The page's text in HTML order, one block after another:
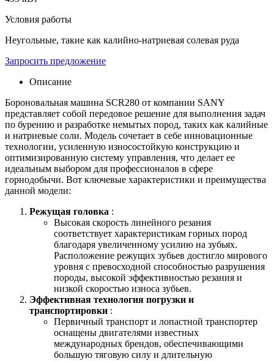
Условия работы
Неугольные, такие как калийно-натриевая солевая руда
Запросить предложение
Описание
Бороновальная машина SCR280 от компании SANY
представляет собой передовое решение для выполнения задач
по бурению и разработке немытых пород, таких как калийные
и натриевые соли. Модель сочетает в себе инновационные
технологии, усиленную износостойкую конструкцию и
оптимизированную систему управления, что делает ее
идеальным выбором для профессионалов в сфере
горнодобычи. Вот ключевые характеристики и преимущества
данной модели:
Режущая головка :
Высокая скорость линейного резания
соответствует характеристикам горных пород
благодаря увеличенному усилию на зубьях.
Расположение режущих зубьев достигло мирового
уровня с превосходной способностью разрушения
породы, высокой эффективностью резания и
низкой скоростью износа зубьев.
Эффективная технология погрузки и
транспортировки :
Первичный транспорт и лопастной транспортер
оснащены двигателями известных
международных брендов, обеспечивающими
большую тяговую силу и длительную